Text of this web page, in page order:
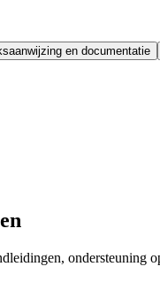
en documentatie
ondersteuning